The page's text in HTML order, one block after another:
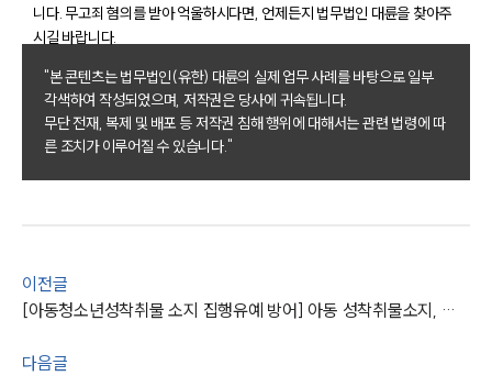
팀소개
고객의 소리
통합검색
니다. 무고죄 혐의를 받아 억울하시다면, 언제든지 법무법인 대륜을 찾아주
시길 바랍니다.
"본 콘텐츠는 법무법인(유한) 대륜의 실제 업무 사례를 바탕으로 일부
각색하여 작성되었으며, 저작권은 당사에 귀속됩니다.
무단 전재, 복제 및 배포 등 저작권 침해 행위에 대해서는 관련 법령에 따
른 조치가 이루어질 수 있습니다."
이전글
[아동청소년성착취물 소지 집행유예 방어] 아동 성착취물소지, 성범죄변호사 조력으로 집행유예
다음글